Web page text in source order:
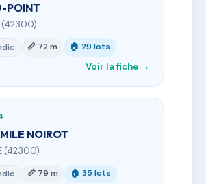
POINT
(42300)
📏 72 m 🏠 29 lots
Voir la fiche →
NOIROT
(42300)
📏 79 m 🏠 35 lots